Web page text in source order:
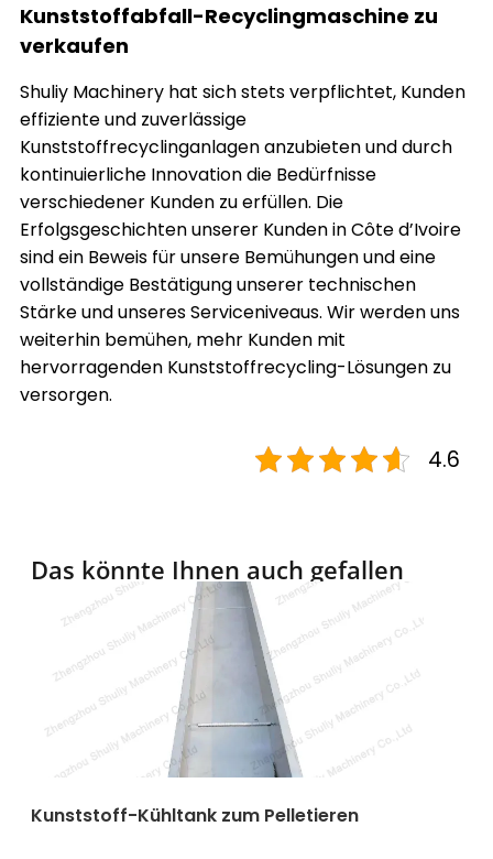
Kunststoffabfall-Recyclingmaschine zu
verkaufen
Shuliy Machinery hat sich stets verpflichtet, Kunden
effiziente und zuverlässige
Kunststoffrecyclinganlagen anzubieten und durch
kontinuierliche Innovation die Bedürfnisse
verschiedener Kunden zu erfüllen. Die
Erfolgsgeschichten unserer Kunden in Côte d’Ivoire
sind ein Beweis für unsere Bemühungen und eine
vollständige Bestätigung unserer technischen
Stärke und unseres Serviceniveaus. Wir werden uns
weiterhin bemühen, mehr Kunden mit
hervorragenden Kunststoffrecycling-Lösungen zu
versorgen.
4.6
Das könnte Ihnen auch gefallen
Kunststoff-Kühltank zum Pelletieren